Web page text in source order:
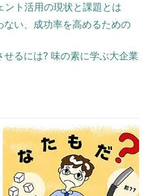
ント活用の現状と課題とは
い、成功率を高めるための
るには? 味の素に学ぶ大企業